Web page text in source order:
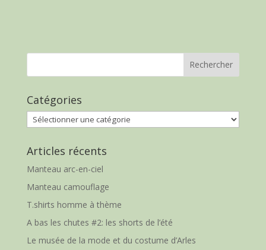
Catégories
Catégories
Articles récents
Manteau arc-en-ciel
Manteau camouflage
T.shirts homme à thème
A bas les chutes #2: les shorts de l’été
Le musée de la mode et du costume d’Arles